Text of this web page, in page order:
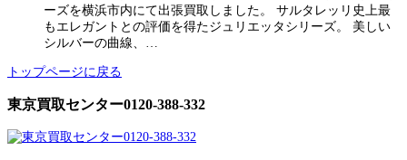
ーズを横浜市内にて出張買取しました。 サルタレッリ史上最
もエレガントとの評価を得たジュリエッタシリーズ。 美しい
シルバーの曲線、…
トップページに戻る
東京買取センター0120-388-332